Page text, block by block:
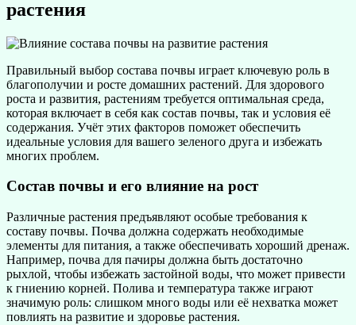
растения
Правильный выбор состава почвы играет ключевую роль в
благополучии и росте домашних растений. Для здорового
роста и развития, растениям требуется оптимальная среда,
которая включает в себя как состав почвы, так и условия её
содержания. Учёт этих факторов поможет обеспечить
идеальные условия для вашего зеленого друга и избежать
многих проблем.
Состав почвы и его влияние на рост
Различные растения предъявляют особые требования к
составу почвы. Почва должна содержать необходимые
элементы для питания, а также обеспечивать хороший дренаж.
Например, почва для пачиры должна быть достаточно
рыхлой, чтобы избежать застойной воды, что может привести
к гниению корней. Полива и температура также играют
значимую роль: слишком много воды или её нехватка может
повлиять на развитие и здоровье растения.